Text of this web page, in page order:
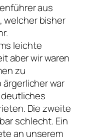
aus
welcher bisher
leichte
aber wir waren
zu
war
Die zweite
schlecht. Ein
an unserem